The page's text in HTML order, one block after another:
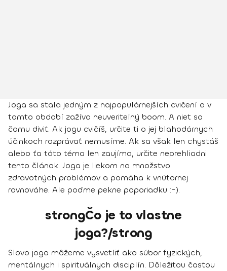
Joga sa stala jedným z najpopulárnejších cvičení a v
tomto období zažíva neuveriteľný boom. A niet sa
čomu diviť. Ak jogu cvičíš, určite ti o jej blahodárnych
účinkoch rozprávať nemusíme. Ak sa však len chystáš
alebo ťa táto téma len zaujíma, určite neprehliadni
tento článok. Joga je liekom na množstvo
zdravotných problémov a pomáha k vnútornej
rovnováhe. Ale poďme pekne poporiadku :-).
strongČo je to vlastne
joga?/strong
Slovo joga môžeme vysvetliť ako súbor fyzických,
mentálnych i spirituálnych disciplín. Dôležitou časťou